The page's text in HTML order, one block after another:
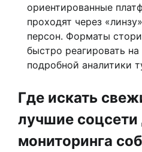
ориентированные
проходят через
персон. Форматы
быстро реагировать
подробной аналитики
Где искать
лучшие соцсети
мониторинга